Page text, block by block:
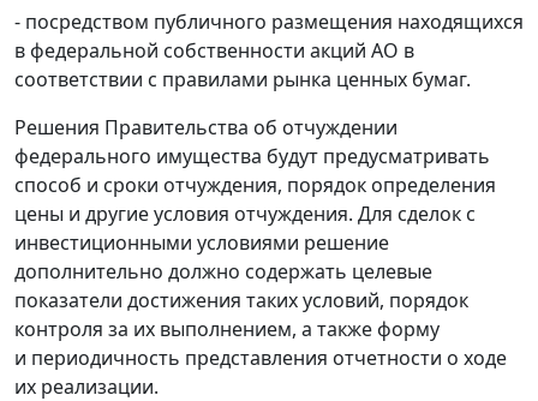
- посредством публичного размещения находящихся
в федеральной собственности акций АО в
соответствии с правилами рынка ценных бумаг.
Решения Правительства об отчуждении
федерального имущества будут предусматривать
способ и сроки отчуждения, порядок определения
цены и другие условия отчуждения. Для сделок с
инвестиционными условиями решение
дополнительно должно содержать целевые
показатели достижения таких условий, порядок
контроля за их выполнением, а также форму
и периодичность представления отчетности о ходе
их реализации.